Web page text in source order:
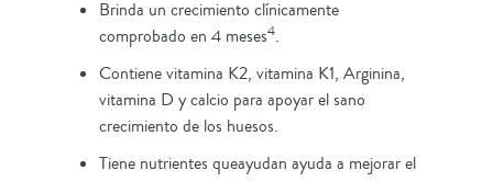
Brinda un crecimiento clínicamente
comprobado en 4 meses4.
Contiene vitamina K2, vitamina K1, Arginina,
vitamina D y calcio para apoyar el sano
crecimiento de los huesos.
Tiene nutrientes queayudan ayuda a mejorar el